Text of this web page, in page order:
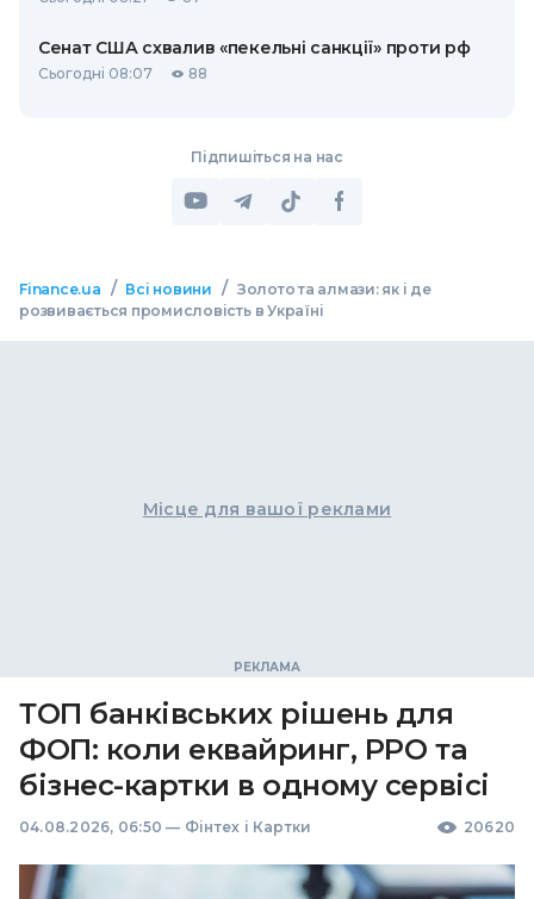
Сенат США схвалив «пекельні санкції» проти рф
Сьогодні 08:07 88
Підпишіться на нас
Finance.ua / Всі новини / Золото та алмази: як і де
розвивається промисловість в Україні
Місце для вашої реклами
ТОП банківських рішень для
ФОП: коли еквайринг, РРО та
бізнес-картки в одному сервісі
04.08.2026, 06:50 — Фінтех і Картки 20620